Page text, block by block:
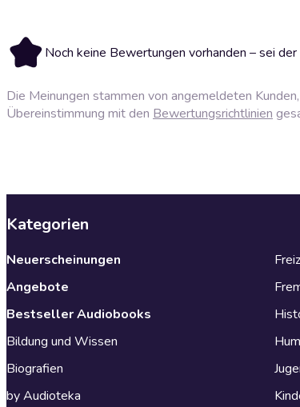
Noch keine Bewertungen vorhanden – sei der
Die Meinungen stammen von angemeldeten
Übereinstimmung mit den Bewertungsrichtlinien
Kategorien
Neuerscheinungen
Angebote
Bestseller Audiobooks
Bildung und Wissen
Biografien
by Audioteka